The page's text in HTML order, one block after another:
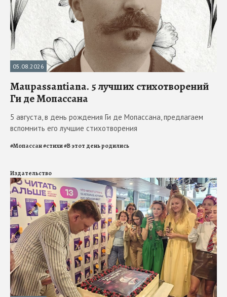
05.08.2026
Maupassantiana. 5 лучших стихотворений
Ги де Мопассана
5 августа, в день рождения Ги де Мопассана, предлагаем
вспомнить его лучшие стихотворения
#Мопассан#стихи#В этот день родились
Издательство